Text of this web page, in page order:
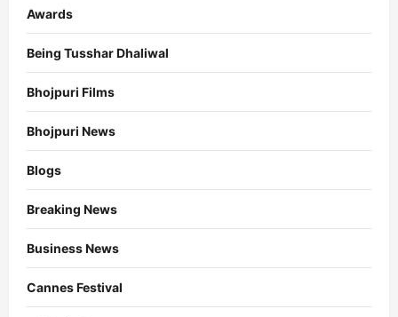
Awards
Being Tusshar Dhaliwal
Bhojpuri Films
Bhojpuri News
Blogs
Breaking News
Business News
Cannes Festival